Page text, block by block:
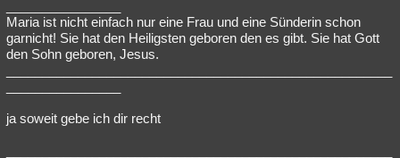
Maria ist nicht einfach nur eine Frau und eine Sünderin schon
garnicht! Sie hat den Heiligsten geboren den es gibt. Sie hat Gott
den Sohn geboren, Jesus.
ja soweit gebe ich dir recht